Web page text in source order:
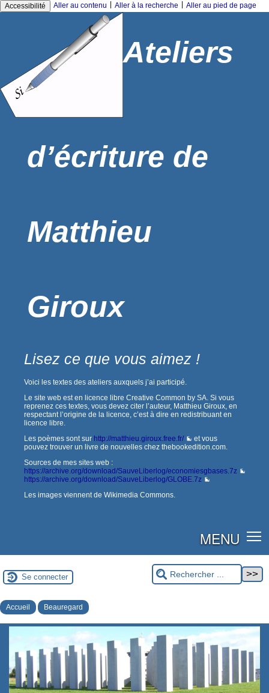
Accessibilité Aller au contenu Aller à la recherche Aller au pied de page
Ateliers
d’écriture de
Matthieu
Giroux
Lisez ce que vous aimez !
Voici les textes des ateliers auxquels j’ai participé.
Le site web est en licence libre Creative Common by SA. Si vous
reprenez ces textes, vous devez citer l’auteur, Matthieu Giroux, en
respectant l’origine de la licence, c’est à dire en redistribuant en
licence libre.
Les poèmes sont sur http://matthieu.giroux.free.fr/
et vous
pouvez trouver un livre de nouvelles chez thebookedition.com.
Sources de mes sites web :
https://archive.org/download/SauveLiberlog/economiesgbases.7z
https://archive.org/download/SauveLiberlog/GLOBE.7z
Les images viennent de Wikimedia Commons.
MENU
Se connecter
Accueil Beauregard